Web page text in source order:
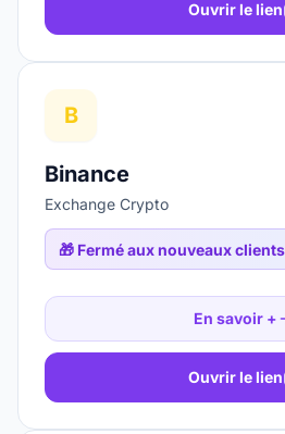
Ouvrir le lien
B
Binance
Exchange Crypto
🎁 Fermé aux nouveaux
En savoir +
Ouvrir le lien